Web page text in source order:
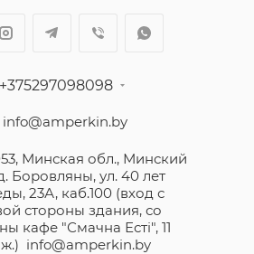
+375297098098
info@amperkin.by
Минская обл., Минский
Боровляны, ул. 40 лет
23А, каб.100 (вход с
стороны здания, со
кафе "Смачна Естi", 11
info@amperkin.by